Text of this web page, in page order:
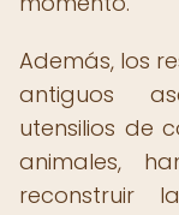
Además, los
antiguos
utensilios de
animales,
reconstruir